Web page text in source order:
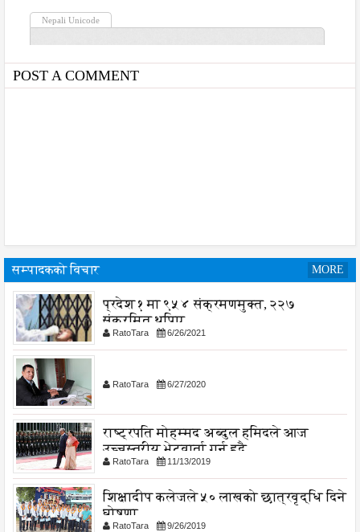
POST A COMMENT
सम्पादकको विचार MORE
प्रदेश १ मा ९५४ संक्रमणमुक्त, २२७
संक्रमित थपिए
RatoTara 6/26/2021
RatoTara 6/27/2020
राष्ट्रपति मोहम्मद अब्दुल हमिदले आज
उच्चस्तरीय भेटवार्ता गर्नु हुदै,
RatoTara 11/13/2019
शिक्षादीप कलेजले ५० लाखको छात्रवृद्धि दिने
घोषणा
RatoTara 9/26/2019